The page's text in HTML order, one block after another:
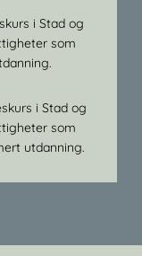
i Stad og
som
i Stad og
som
utdanning.